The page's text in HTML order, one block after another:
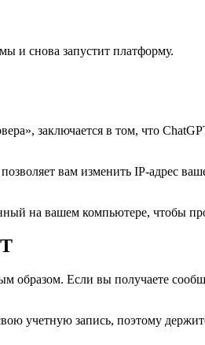
и снова запустит платформу.
заключается в том, что
вам изменить IP-адрес
на вашем компьютере, чтобы
образом. Если вы получаете
учетную запись, поэтому